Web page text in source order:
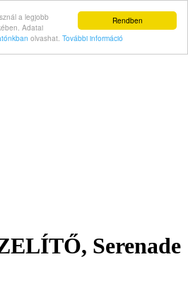
Rendben
a legjobb
Adatai
olvashat. További információ
Serenade